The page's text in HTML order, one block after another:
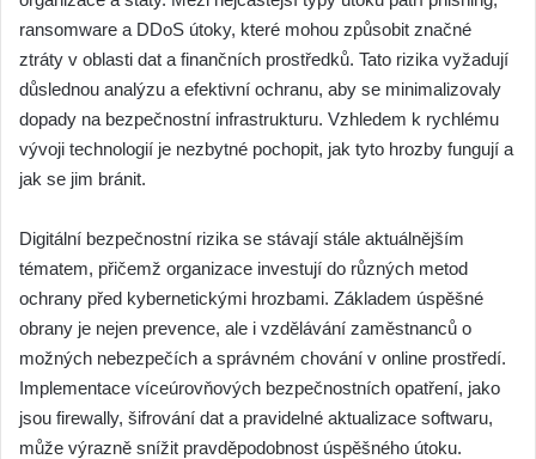
ransomware a DDoS útoky, které mohou způsobit značné
ztráty v oblasti dat a finančních prostředků. Tato rizika vyžadují
důslednou analýzu a efektivní ochranu, aby se minimalizovaly
dopady na bezpečnostní infrastrukturu. Vzhledem k rychlému
vývoji technologií je nezbytné pochopit, jak tyto hrozby fungují a
jak se jim bránit.
Digitální bezpečnostní rizika se stávají stále aktuálnějším
tématem, přičemž organizace investují do různých metod
ochrany před kybernetickými hrozbami. Základem úspěšné
obrany je nejen prevence, ale i vzdělávání zaměstnanců o
možných nebezpečích a správném chování v online prostředí.
Implementace víceúrovňových bezpečnostních opatření, jako
jsou firewally, šifrování dat a pravidelné aktualizace softwaru,
může výrazně snížit pravděpodobnost úspěšného útoku.